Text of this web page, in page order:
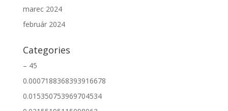
marec 2024
február 2024
Categories
– 45
0.0007188368393916678
0.015350753969704534